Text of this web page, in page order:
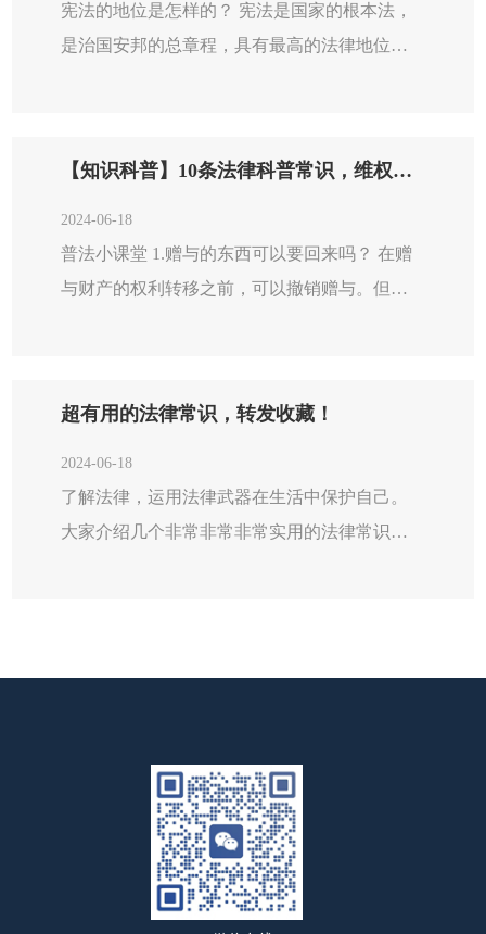
宪法的地位是怎样的？ 宪法是国家的根本法，
是治国安邦的总章程，具有最高的法律地位、
几个部分？ 共有5个部分。分别是:序言、第一
章“总纲”、第二章“公民的基本权利与义务” 、
第三章“国家机...
【知识科普】10条法律科普常识，维权有底气，办事有依据！
2024-06-18
普法小课堂 1.赠与的东西可以要回来吗？ 在赠
与财产的权利转移之前，可以撤销赠与。但经
与财产的权利转移之前可以撤销赠与。 经过公
证的赠与合同或者依法不得撤销的具有救灾、
扶贫、助残等公益、...
超有用的法律常识，转发收藏！
2024-06-18
了解法律，运用法律武器在生活中保护自己。
大家介绍几个非常非常非常实用的法律常识。0